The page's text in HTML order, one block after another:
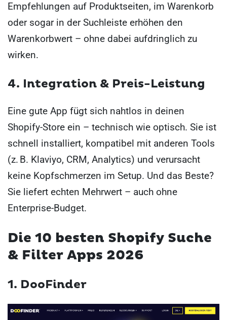
Empfehlungen auf Produktseiten, im Warenkorb
oder sogar in der Suchleiste erhöhen den
Warenkorbwert – ohne dabei aufdringlich zu
wirken.
4. Integration & Preis-Leistung
Eine gute App fügt sich nahtlos in deinen
Shopify-Store ein – technisch wie optisch. Sie ist
schnell installiert, kompatibel mit anderen Tools
(z. B. Klaviyo, CRM, Analytics) und verursacht
keine Kopfschmerzen im Setup. Und das Beste?
Sie liefert echten Mehrwert – auch ohne
Enterprise-Budget.
Die 10 besten Shopify Suche
& Filter Apps 2026
1. DooFinder